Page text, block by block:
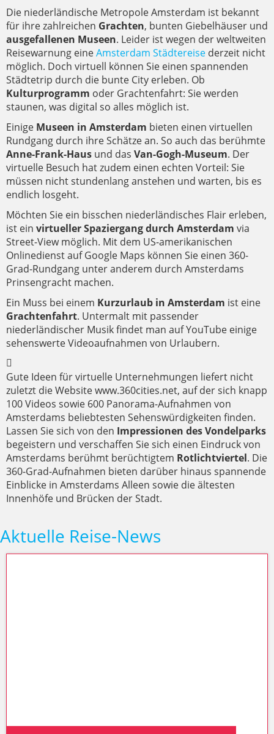
Die niederländische Metropole Amsterdam ist bekannt
für ihre zahlreichen Grachten, bunten Giebelhäuser und
ausgefallenen Museen. Leider ist wegen der weltweiten
Reisewarnung eineAmsterdam Städtereise derzeit nicht
möglich. Doch virtuell können Sie einen spannenden
Städtetrip durch die bunte City erleben. Ob
Kulturprogramm oder Grachtenfahrt: Sie werden
staunen, was digital so alles möglich ist.
Einige Museen in Amsterdam bieten einen virtuellen
Rundgang durch ihre Schätze an. So auch das berühmte
Anne-Frank-Haus und das Van-Gogh-Museum. Der
virtuelle Besuch hat zudem einen echten Vorteil: Sie
müssen nicht stundenlang anstehen und warten, bis es
endlich losgeht.
Möchten Sie ein bisschen niederländisches Flair erleben,
ist ein virtueller Spaziergang durch Amsterdam via
Street-View möglich. Mit dem US-amerikanischen
Onlinedienst auf Google Maps können Sie einen 360-
Grad-Rundgang unter anderem durch Amsterdams
Prinsengracht machen.
Ein Muss bei einem Kurzurlaub in Amsterdam ist eine
Grachtenfahrt. Untermalt mit passender
niederländischer Musik findet man auf YouTube einige
sehenswerte Videoaufnahmen von Urlaubern.
Gute Ideen für virtuelle Unternehmungen liefert nicht
zuletzt die Website www.360cities.net, auf der sich knapp
100 Videos sowie 600 Panorama-Aufnahmen von
Amsterdams beliebtesten Sehenswürdigkeiten finden.
Lassen Sie sich von den Impressionen des Vondelparks
begeistern und verschaffen Sie sich einen Eindruck von
Amsterdams berühmt berüchtigtem Rotlichtviertel. Die
360-Grad-Aufnahmen bieten darüber hinaus spannende
Einblicke in Amsterdams Alleen sowie die ältesten
Innenhöfe und Brücken der Stadt.
Aktuelle Reise-News